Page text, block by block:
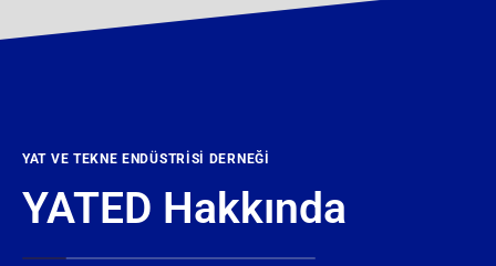
YAT VE TEKNE ENDÜSTRISI DERNEĞI
YATED Hakkında